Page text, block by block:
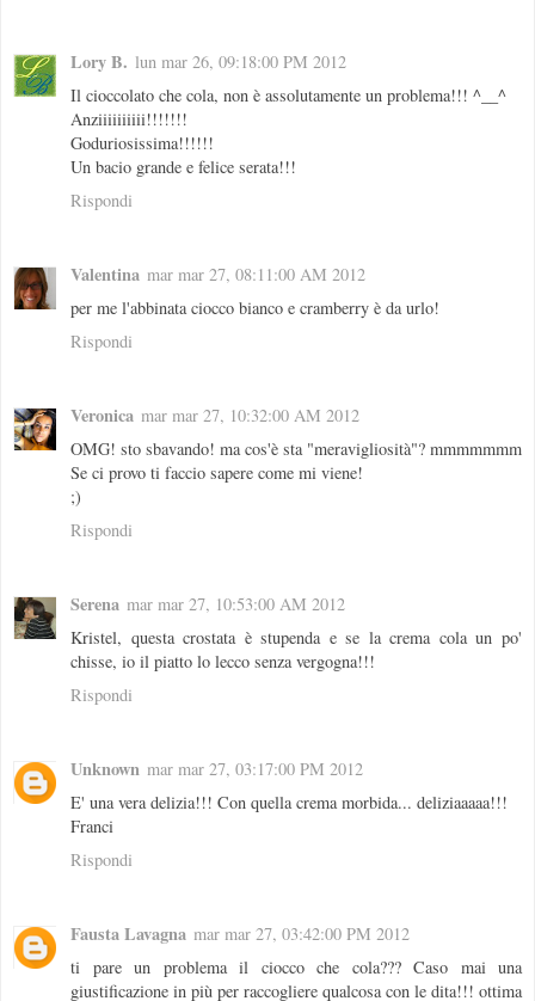
Lory B. lun mar 26, 09:18:00 PM 2012
Il cioccolato che cola, non è assolutamente un problema!!! ^__^
Anziiiiiiiiii!!!!!!!
Goduriosissima!!!!!!
Un bacio grande e felice serata!!!
Rispondi
Valentina mar mar 27, 08:11:00 AM 2012
per me l'abbinata ciocco bianco e cramberry è da urlo!
Rispondi
Veronica mar mar 27, 10:32:00 AM 2012
OMG! sto sbavando! ma cos'è sta "meravigliosità"? mmmmmmm
Se ci provo ti faccio sapere come mi viene!
;)
Rispondi
Serena mar mar 27, 10:53:00 AM 2012
Kristel, questa crostata è stupenda e se la crema cola un po'
chisse, io il piatto lo lecco senza vergogna!!!
Rispondi
Unknown mar mar 27, 03:17:00 PM 2012
E' una vera delizia!!! Con quella crema morbida... deliziaaaaa!!!
Franci
Rispondi
Fausta Lavagna mar mar 27, 03:42:00 PM 2012
ti pare un problema il ciocco che cola??? Caso mai una
giustificazione in più per raccogliere qualcosa con le dita!!! ottima